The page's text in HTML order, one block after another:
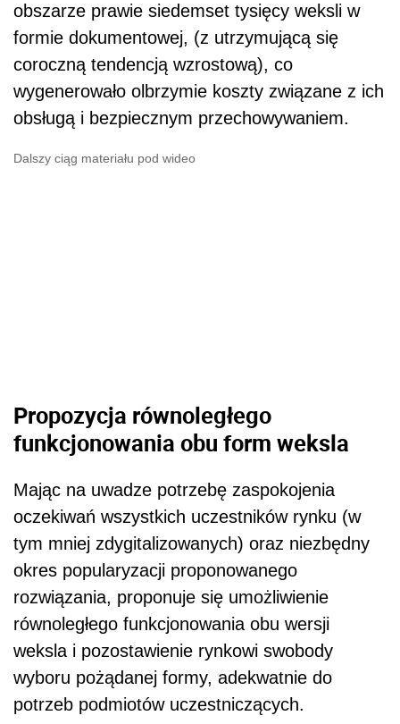
obszarze prawie siedemset tysięcy weksli w
formie dokumentowej, (z utrzymującą się
coroczną tendencją wzrostową), co
wygenerowało olbrzymie koszty związane z ich
obsługą i bezpiecznym przechowywaniem.
Dalszy ciąg materiału pod wideo
Propozycja równoległego
funkcjonowania obu form weksla
Mając na uwadze potrzebę zaspokojenia
oczekiwań wszystkich uczestników rynku (w
tym mniej zdygitalizowanych) oraz niezbędny
okres popularyzacji proponowanego
rozwiązania, proponuje się umożliwienie
równoległego funkcjonowania obu wersji
weksla i pozostawienie rynkowi swobody
wyboru pożądanej formy, adekwatnie do
potrzeb podmiotów uczestniczących.